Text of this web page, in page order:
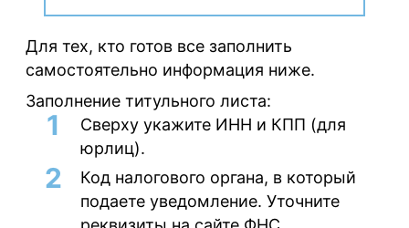
Для тех, кто готов все заполнить
самостоятельно информация ниже.
Заполнение титульного листа:
Сверху укажите ИНН и КПП (для
юрлиц).
Код налогового органа, в который
подаете уведомление. Уточните